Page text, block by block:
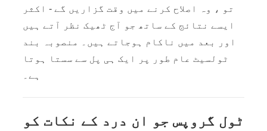
تو ، وہ اصلاح کرنے میں وقت گزاریں گے - اکثر
ایسے نتائج کے ساتھ جو آج ٹھیک نظر آتے ہیں
اور بعد میں ناکام ہوجاتے ہیں۔ منصوبہ بند
ٹولسیٹ عام طور پر ایک ہی پل سے سستا ہوتا
ہے۔
ٹول گروپس جو ان درد کے نکات کو